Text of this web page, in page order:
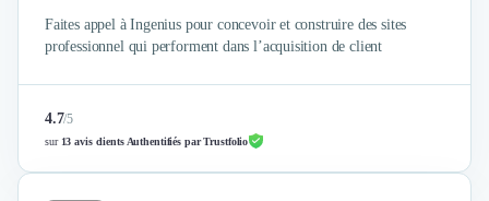
Faites appel à Ingenius pour concevoir et construire des sites
professionnel qui performent dans l’acquisition de client
4.7/5
sur 13 avis clients Authentifiés par Trustfolio